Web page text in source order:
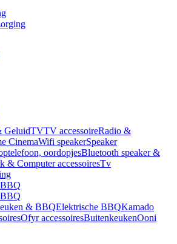
GeluidTVTV accessoireRadio &
CinemaWifi speakerSpeaker
oordopjesBluetooth speaker &
& Computer accessoiresTv
& BBQElektrische BBQKamado
Ofyr accessoiresBuitenkeukenOoni